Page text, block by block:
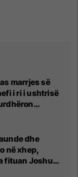
marrjes së
i ri i ushtrisë
dhe
në xhep,
fituan Joshua